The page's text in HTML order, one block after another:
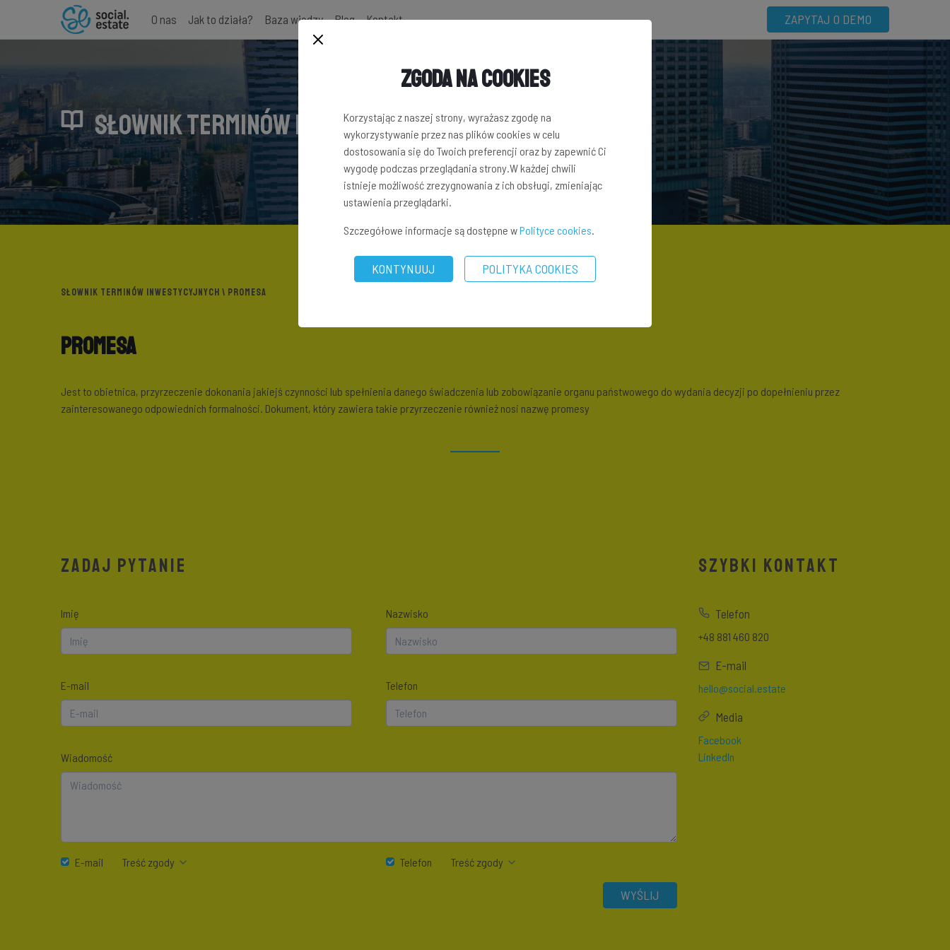
ZAPYTAJ O DEMO
O nas Jak to działa? Baza wiedzy Blog Kontakt
SŁOWNIK TERMINÓW INWESTYCYJNYCH
SŁOWNIK TERMINÓW INWESTYCYJNYCH \ PROMESA
Promesa
Jest to obietnica, przyrzeczenie dokonania jakiejś czynności lub spełnienia danego świadczenia lub zobowiązanie organu państwowego do wydania decyzji po dopełnieniu przez
zainteresowanego odpowiednich formalności. Dokument, który zawiera takie przyrzeczenie również nosi nazwę promesy
ZADAJ PYTANIE
Imię Nazwisko
E-mail Telefon
Wiadomość
E-mail Treść zgody Telefon Treść zgody
WYŚLIJ
SZYBKI KONTAKT
Telefon
+48 881 460 820
E-mail
hello@social.estate
Media
Facebook
LinkedIn
Zgoda na Cookies
Korzystając z naszej strony, wyrażasz zgodę na
wykorzystywanie przez nas plików cookies w celu
dostosowania się do Twoich preferencji oraz by zapewnić Ci
wygodę podczas przeglądania strony.W każdej chwili
istnieje możliwość zrezygnowania z ich obsługi, zmieniając
ustawienia przeglądarki.
Szczegółowe informacje są dostępne wPolityce cookies.
KONTYNUUJ POLITYKA COOKIES